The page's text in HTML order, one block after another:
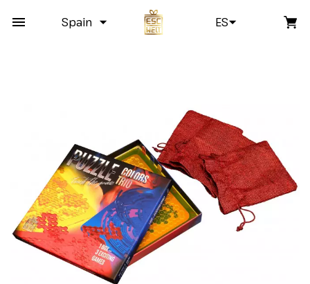
Spain ES